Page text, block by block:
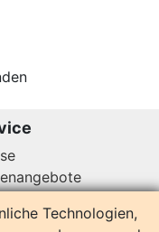
Technologien,